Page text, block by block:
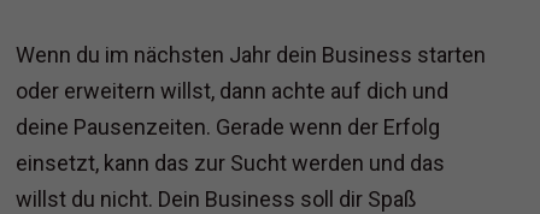
Wenn du im nächsten Jahr dein Business starten
oder erweitern willst, dann achte auf dich und
deine Pausenzeiten. Gerade wenn der Erfolg
einsetzt, kann das zur Sucht werden und das
willst du nicht. Dein Business soll dir Spaß